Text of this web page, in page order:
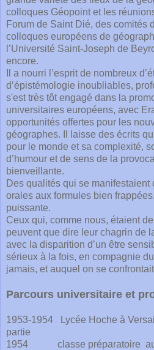
colloques Géopoint et les
Forum de Saint Dié, des comités
colloques européens de
l’Université Saint-Joseph de
encore.
Il a nourri l’esprit de nombreux
d’épistémologie inoubliables,
s'est très tôt engagé dans la
universitaires européens, avec
opportunités offertes pour les
géographes. Il laisse des écrits
pour le monde et sa complexité,
d’humour et de sens de la
bienveillante.
Des qualités qui se manifestaient
orales aux formules bien
puissante.
Ceux qui, comme nous, étaient
peuvent que dire leur chagrin de
avec la disparition d’un être
sérieux à la fois, en compagnie
jamais, et auquel on se
Parcours universitaire et
1953-1954 Lycée Hoche à
partie
1954 classe préparatoire au